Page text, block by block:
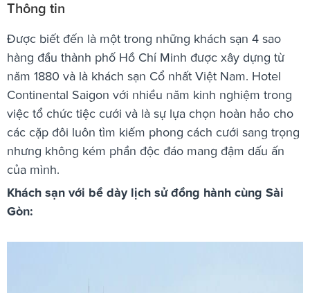
Thông tin
Được biết đến là một trong những khách sạn 4 sao
hàng đầu thành phố Hồ Chí Minh được xây dựng từ
năm 1880 và là khách sạn Cổ nhất Việt Nam. Hotel
Continental Saigon với nhiều năm kinh nghiệm trong
việc tổ chức tiệc cưới và là sự lựa chọn hoàn hảo cho
các cặp đôi luôn tìm kiếm phong cách cưới sang trọng
nhưng không kém phần độc đáo mang đậm dấu ấn
của mình.
Khách sạn với bề dày lịch sử đồng hành cùng Sài
Gòn: